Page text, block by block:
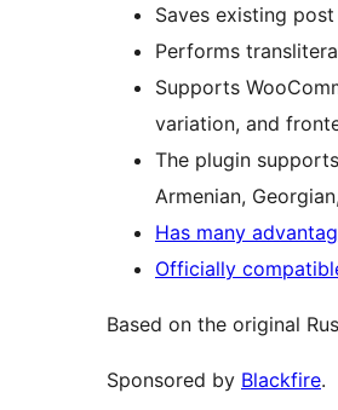
Saves existing
Performs
Supports
variation, and
The plugin
Armenian,
Has many
Officially
Based on the original
Sponsored by Blackfire.